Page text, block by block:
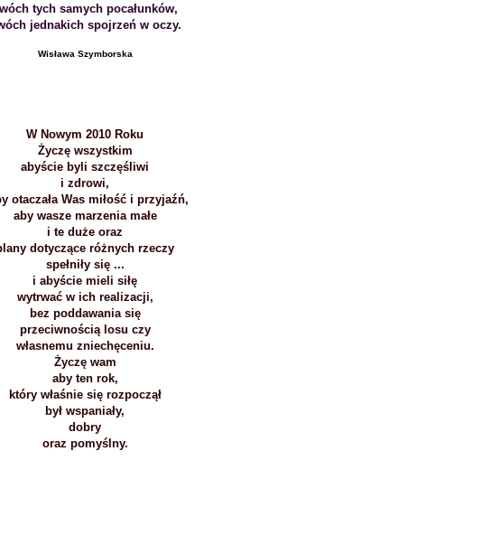
tych samych pocałunków,
jednakich spojrzeń w oczy.
Wisława Szymborska
W Nowym 2010 Roku
Życzę wszystkim
abyście byli szczęśliwi
i zdrowi,
otaczała Was miłość i przyjaźń,
aby wasze marzenia małe
i te duże oraz
dotyczące różnych rzeczy
spełniły się ...
i abyście mieli siłę
wytrwać w ich realizacji,
bez poddawania się
przeciwnością losu czy
własnemu zniechęceniu.
Życzę wam
aby ten rok,
który właśnie się rozpoczął
był wspaniały,
dobry
oraz pomyślny.